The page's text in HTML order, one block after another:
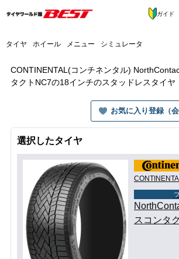
タイヤ ホイール メニュー シミュレータ
ガイド
CONTINENTAL(コンチネンタル)
タクトNC7の18インチのスタッドレスタイヤ
お気に入り登録（
選択したタイヤ
スコンタ